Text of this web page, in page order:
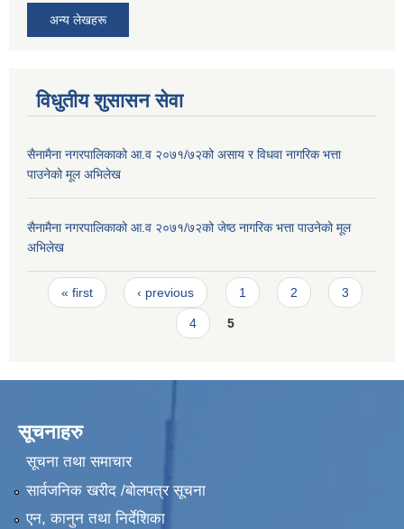
अन्य लेखहरू
विधुतीय शुसासन सेवा
सैनामैना नगरपालिकाको आ.व २०७१/७२को असाय र विधवा नागरिक भत्ता
पाउनेको मूल अभिलेख
सैनामैना नगरपालिकाको आ.व २०७१/७२को जेष्ठ नागरिक भत्ता पाउनेको मूल
अभिलेख
Pages
« first ‹ previous 1 2 3
4 5
सूचनाहरु
सूचना तथा समाचार
सार्वजनिक खरीद /बोलपत्र सूचना
एन, कानुन तथा निर्देशिका